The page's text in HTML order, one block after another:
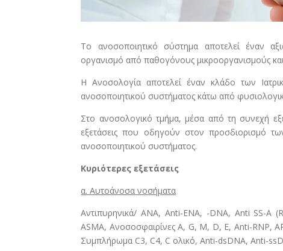
Το ανοσοποιητικό σύστημα αποτελεί έναν
οργανισμό από παθογόνους μικροοργανισμούς
Η Ανοσολογία αποτελεί έναν κλάδο των
ανοσοποιητικού συστήματος κάτω από
Στο ανοσολογικό τμήμα, μέσα από τη συνεχή
εξετάσεις που οδηγούν στον προσδιορισμό
ανοσοποιητικού συστήματος.
Κυριότερες εξετάσεις
α. Αυτοάνοσα νοσήματα
Αντιπυρηνικά/ ΑΝΑ, Anti-ENA, -DNA, Anti SS-A
ASMA, Ανοσοσφαιρίνες A, G, M, D, E, Anti-RNP,
Συμπλήρωμα C3, C4, C ολικό, Anti-dsDNA, Anti-